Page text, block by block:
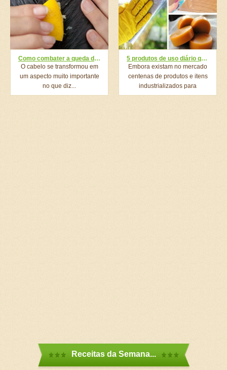
Como combater a queda de cabelo com suco de limão?
O cabelo se transformou em
um aspecto muito importante
no que diz...
5 produtos de uso diário que você pode fazer em casa
Embora existam no mercado
centenas de produtos e itens
industrializados para
resolver...
Receitas da Semana...